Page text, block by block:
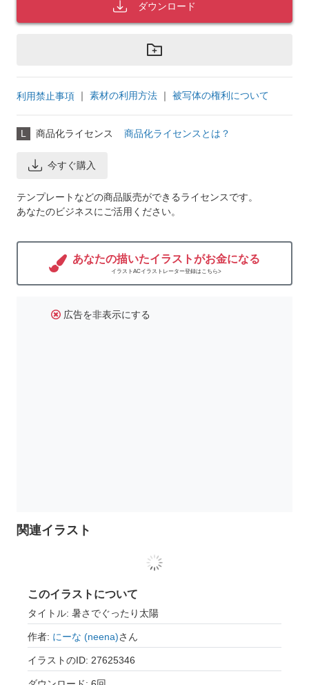
ダウンロード
利用禁止事項 ｜ 素材の利用方法 ｜ 被写体の権利について
L 商品化ライセンス 商品化ライセンスとは？
今すぐ購入
テンプレートなどの商品販売ができるライセンスです。
あなたのビジネスにご活用ください。
あなたの描いたイラストがお金になる
イラストACイラストレーター登録はこちら>
広告を非表示にする
関連イラスト
このイラストについて
タイトル: 暑さでぐったり太陽
作者: にーな (neena)さん
イラストのID: 27625346